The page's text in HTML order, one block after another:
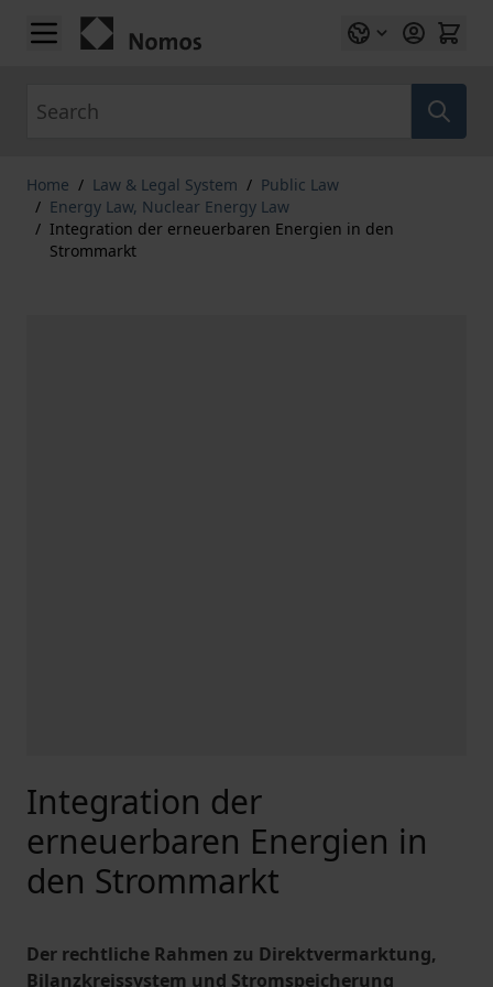
Skip to Content
Home / Law & Legal System / Public Law
/ Energy Law, Nuclear Energy Law
/ Integration der erneuerbaren Energien in den
Strommarkt
Integration der
erneuerbaren Energien in
den Strommarkt
Der rechtliche Rahmen zu Direktvermarktung,
Bilanzkreissystem und Stromspeicherung